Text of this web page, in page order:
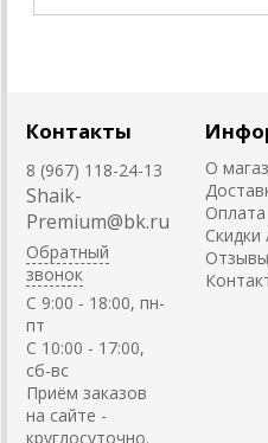
Контакты
8 (967) 118-24-13
Shaik-
Premium@bk.ru
Обратный
звонок
C 9:00 - 18:00, пн-
пт
С 10:00 - 17:00,
сб-вс
Приём заказов
на сайте -
круглосуточно.
О
Оплата
Скидки
Отзывы